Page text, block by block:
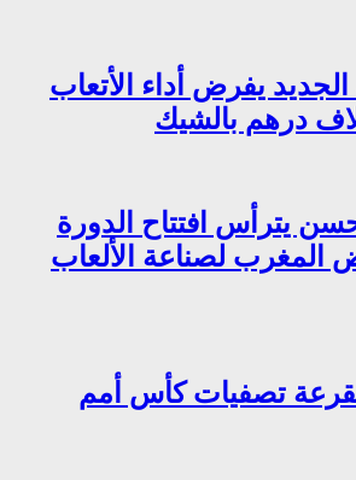
يفرض أداء الأتعاب
يترأس افتتاح الدورة
المغرب لصناعة الألعاب
لقرعة تصفيات كأس أمم